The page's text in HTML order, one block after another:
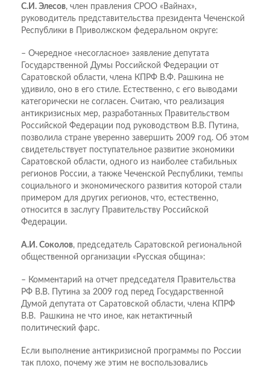
С.И. Элесов, член правления СРОО «Вайнах»,
руководитель представительства президента Чеченской
Республики в Приволжском федеральном округе:
– Очередное «несогласное» заявление депутата
Государственной Думы Российской Федерации от
Саратовской области, члена КПРФ В.Ф. Рашкина не
удивило, оно в его стиле. Естественно, с его выводами
категорически не согласен. Считаю, что реализация
антикризисных мер, разработанных Правительством
Российской Федерации под руководством В.В. Путина,
позволила стране уверенно завершить 2009 год. Об этом
свидетельствует поступательное развитие экономики
Саратовской области, одного из наиболее стабильных
регионов России, а также Чеченской Республики, темпы
социального и экономического развития которой стали
примером для других регионов, что, естественно,
относится в заслугу Правительству Российской
Федерации.
А.И. Соколов, председатель Саратовской региональной
общественной организации «Русская община»:
– Комментарий на отчет председателя Правительства
РФ В.В. Путина за 2009 год перед Государственной
Думой депутата от Саратовской области, члена КПРФ
В.В. Рашкина не что иное, как нетактичный
политический фарс.
Если выполнение антикризисной программы по России
так плохо, почему же этим не воспользовались